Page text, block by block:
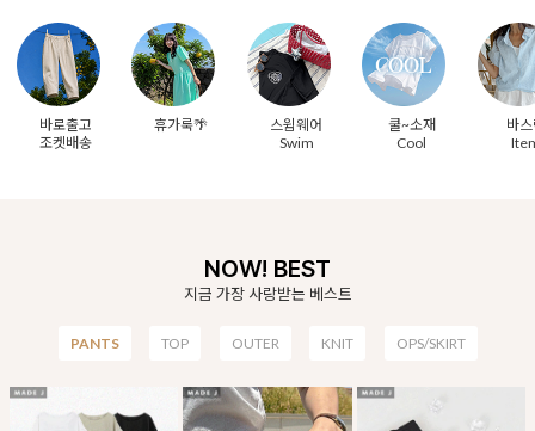
바로출고
조켓배송
휴가룩🌴
스윔웨어
Swim
쿨~소재
Cool
바
NOW! BEST
지금 가장 사랑받는 베스트
PANTS TOP OUTER KNIT OPS/SKIRT